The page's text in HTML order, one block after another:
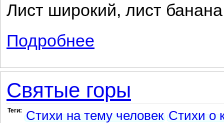
Лист широкий, лист
Подробнее
Святые горы
Теги: Стихи на тему человек Стихи о